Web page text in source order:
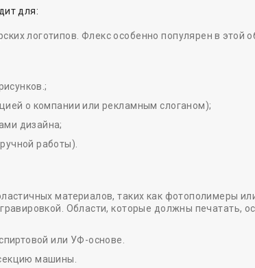
для:
логотипов. Флекс особенно популярен в этой
о компании или рекламным слоганом);
дизайна;
работы).
материалов, таких как фотополимеры
Области, которые должны печатать,
или УФ-основе.
машины.